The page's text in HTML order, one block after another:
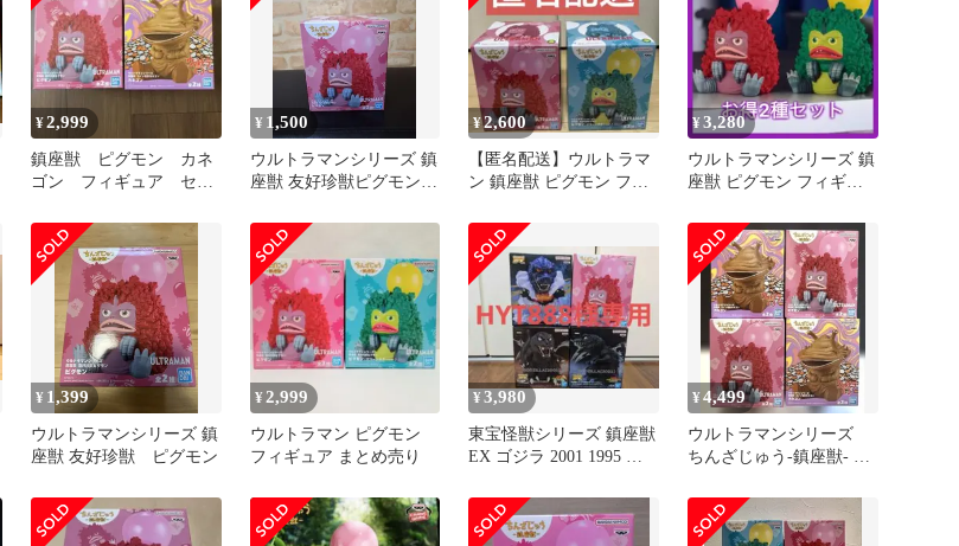
¥2,999
鎮座獣 ピグモン カネ
ゴン フィギュア セッ
¥ 1,500
ウルトラマンシリーズ 鎮
座獣 友好珍獣ピグモン
¥2,600
【匿名配送】ウルトラマ
ン 鎮座獣 ピグモン フィ
¥3,280
ウルトラマンシリーズ 鎮
座獣 ピグモン フィギュ
種
¥ 1,399
ウルトラマンシリーズ 鎮
座獣 友好珍獣 ピグモン
¥2,999
ウルトラマン ピグモン
フィギュア まとめ売り
¥3,980
東宝怪獣シリーズ 鎮座獣
EX ゴジラ 2001 1995 ピ
¥4,499
ウルトラマンシリーズ
ちんざじゅう-鎮座獣- 友
獣カネゴン